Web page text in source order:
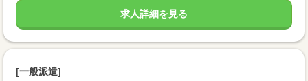
求人詳細を見る
[一般派遣]